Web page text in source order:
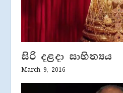
සිරි දළදා සාහිත්‍යය
March 9, 2016